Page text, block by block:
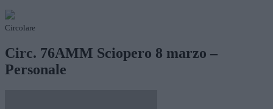
Circolare
Circ. 76AMM Sciopero 8 marzo –
Personale